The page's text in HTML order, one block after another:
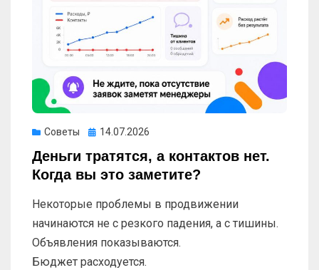
Советы Опубликовано
14.07.2026
Деньги тратятся, а контактов нет.
Когда вы это заметите?
Некоторые проблемы в продвижении
начинаются не с резкого падения, а с тишины.
Объявления показываются.
Бюджет расходуется.